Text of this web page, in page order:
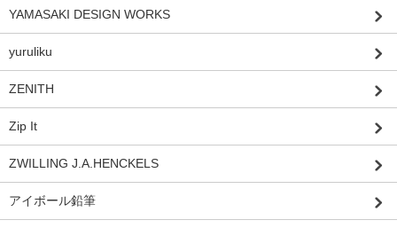
YAMASAKI DESIGN WORKS
yuruliku
ZENITH
Zip It
ZWILLING J.A.HENCKELS
アイボール鉛筆